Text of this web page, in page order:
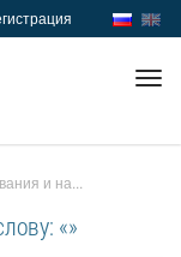
и на...
«»